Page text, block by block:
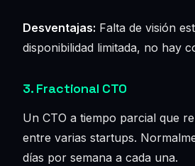
Desventajas: Falta de visión
disponibilidad limitada, no hay
3. Fractional CTO
Un CTO a tiempo parcial que
entre varias startups.
días por semana a cada una.